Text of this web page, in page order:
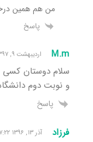
من هم همین
پاسخ
M.m اردیبهشت ۹, ۱۳۹۷ ۱۰:۲۹ ق٫ظ
و نوبت دوم
پاسخ
فرزاد آذر ۱۳, ۱۳۹۶ ۷:۲۲ ب٫ظ